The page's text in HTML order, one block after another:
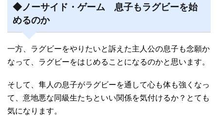
◆ノーサイド・ゲーム 息子もラグビーを始
めるのか
一方、ラグビーをやりたいと訴えた主人公の息子も念願か
なって、ラグビーをはじめることになるのかと思います。
そして、隼人の息子がラグビーを通して心も体も強くなっ
て、意地悪な同級生たちといい関係を気付けるか？とても
気になります。